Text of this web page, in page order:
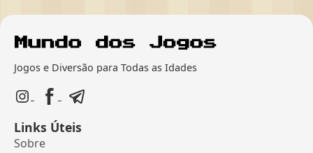
Jogos e Diversão para Todas as Idades
Links Úteis
Sobre